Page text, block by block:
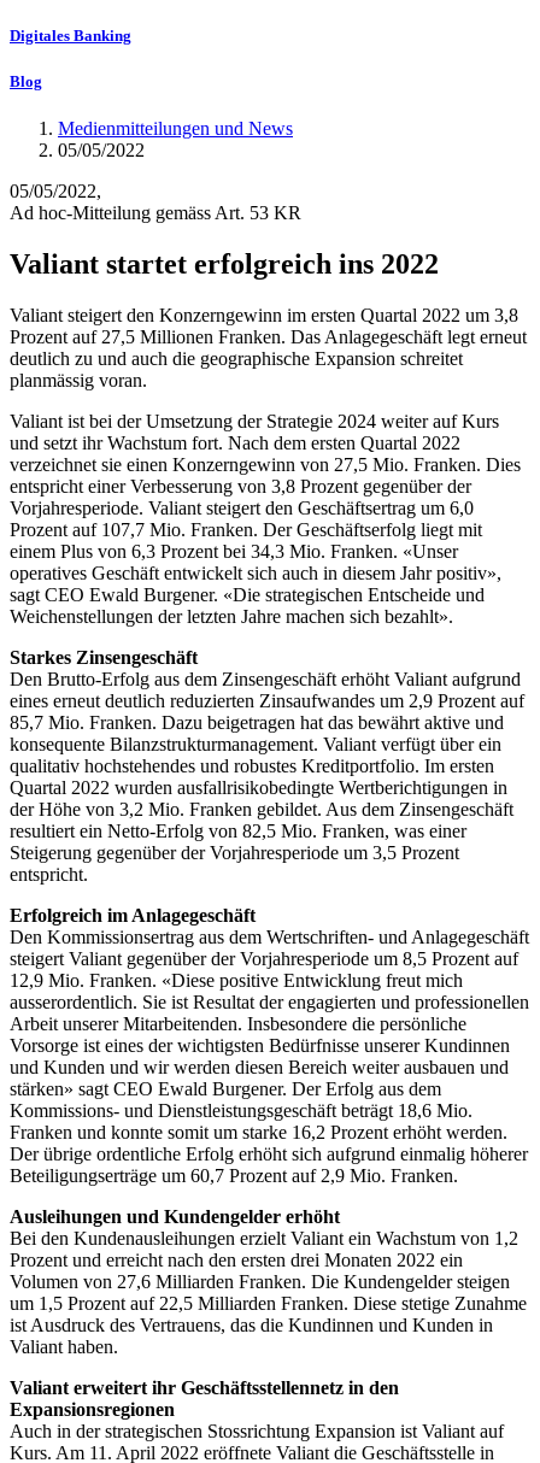
Digitales Banking
Blog
Medienmitteilungen und News
05/05/2022
05/05/2022,
Ad hoc-Mitteilung gemäss Art. 53 KR
Valiant startet erfolgreich ins 2022
Valiant steigert den Konzerngewinn im ersten Quartal 2022 um 3,8
Prozent auf 27,5 Millionen Franken. Das Anlagegeschäft legt erneut
deutlich zu und auch die geographische Expansion schreitet
planmässig voran.
Valiant ist bei der Umsetzung der Strategie 2024 weiter auf Kurs
und setzt ihr Wachstum fort. Nach dem ersten Quartal 2022
verzeichnet sie einen Konzerngewinn von 27,5 Mio. Franken. Dies
entspricht einer Verbesserung von 3,8 Prozent gegenüber der
Vorjahresperiode. Valiant steigert den Geschäftsertrag um 6,0
Prozent auf 107,7 Mio. Franken. Der Geschäftserfolg liegt mit
einem Plus von 6,3 Prozent bei 34,3 Mio. Franken. «Unser
operatives Geschäft entwickelt sich auch in diesem Jahr positiv»,
sagt CEO Ewald Burgener. «Die strategischen Entscheide und
Weichenstellungen der letzten Jahre machen sich bezahlt».
Starkes Zinsengeschäft
Den Brutto-Erfolg aus dem Zinsengeschäft erhöht Valiant aufgrund
eines erneut deutlich reduzierten Zinsaufwandes um 2,9 Prozent auf
85,7 Mio. Franken. Dazu beigetragen hat das bewährt aktive und
konsequente Bilanzstrukturmanagement. Valiant verfügt über ein
qualitativ hochstehendes und robustes Kreditportfolio. Im ersten
Quartal 2022 wurden ausfallrisikobedingte Wertberichtigungen in
der Höhe von 3,2 Mio. Franken gebildet. Aus dem Zinsengeschäft
resultiert ein Netto-Erfolg von 82,5 Mio. Franken, was einer
Steigerung gegenüber der Vorjahresperiode um 3,5 Prozent
entspricht.
Erfolgreich im Anlagegeschäft
Den Kommissionsertrag aus dem Wertschriften- und Anlagegeschäft
steigert Valiant gegenüber der Vorjahresperiode um 8,5 Prozent auf
12,9 Mio. Franken. «Diese positive Entwicklung freut mich
ausserordentlich. Sie ist Resultat der engagierten und professionellen
Arbeit unserer Mitarbeitenden. Insbesondere die persönliche
Vorsorge ist eines der wichtigsten Bedürfnisse unserer Kundinnen
und Kunden und wir werden diesen Bereich weiter ausbauen und
stärken» sagt CEO Ewald Burgener. Der Erfolg aus dem
Kommissions- und Dienstleistungsgeschäft beträgt 18,6 Mio.
Franken und konnte somit um starke 16,2 Prozent erhöht werden.
Der übrige ordentliche Erfolg erhöht sich aufgrund einmalig höherer
Beteiligungserträge um 60,7 Prozent auf 2,9 Mio. Franken.
Ausleihungen und Kundengelder erhöht
Bei den Kundenausleihungen erzielt Valiant ein Wachstum von 1,2
Prozent und erreicht nach den ersten drei Monaten 2022 ein
Volumen von 27,6 Milliarden Franken. Die Kundengelder steigen
um 1,5 Prozent auf 22,5 Milliarden Franken. Diese stetige Zunahme
ist Ausdruck des Vertrauens, das die Kundinnen und Kunden in
Valiant haben.
Valiant erweitert ihr Geschäftsstellennetz in den
Expansionsregionen
Auch in der strategischen Stossrichtung Expansion ist Valiant auf
Kurs. Am 11. April 2022 eröffnete Valiant die Geschäftsstelle in